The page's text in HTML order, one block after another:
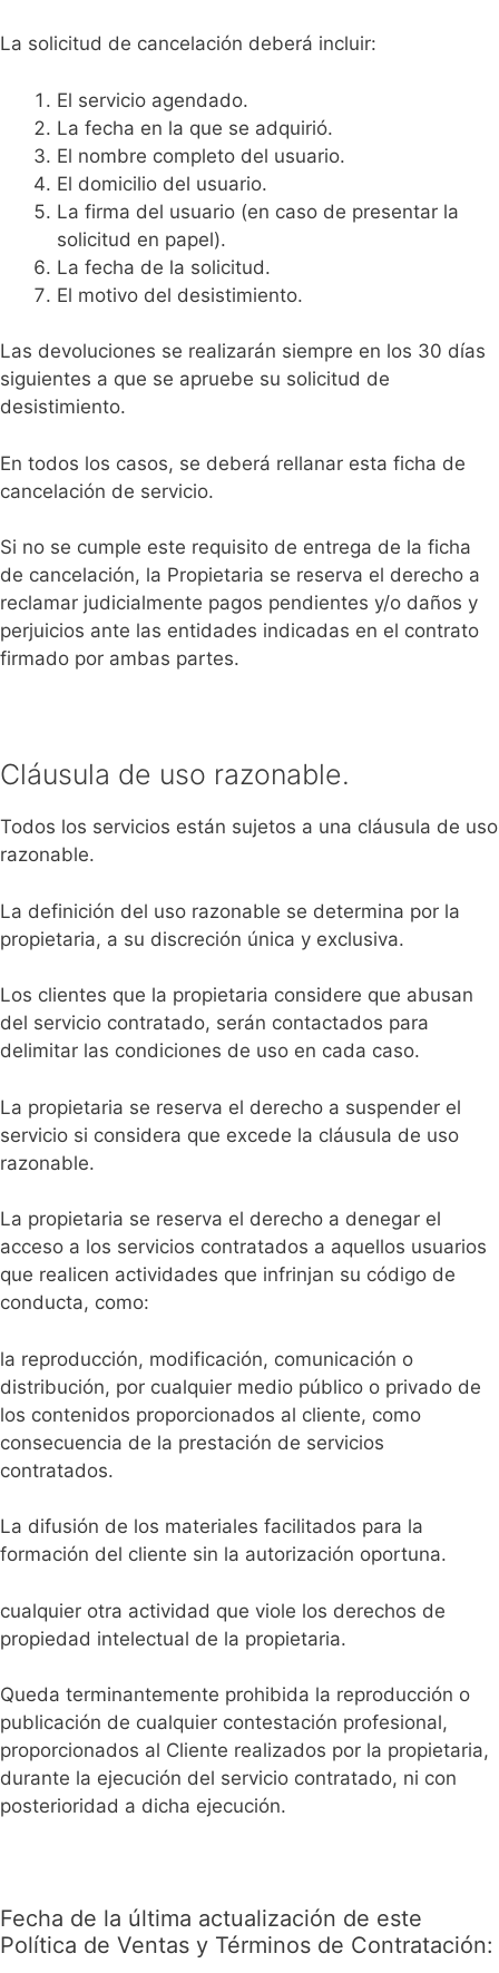
La solicitud de cancelación deberá incluir:
El servicio agendado.
La fecha en la que se adquirió.
El nombre completo del usuario.
El domicilio del usuario.
La firma del usuario (en caso de presentar la
solicitud en papel).
La fecha de la solicitud.
El motivo del desistimiento.
Las devoluciones se realizarán siempre en los 30 días
siguientes a que se apruebe su solicitud de
desistimiento.
En todos los casos, se deberá rellanar esta ficha de
cancelación de servicio.
Si no se cumple este requisito de entrega de la ficha
de cancelación, la Propietaria se reserva el derecho a
reclamar judicialmente pagos pendientes y/o daños y
perjuicios ante las entidades indicadas en el contrato
firmado por ambas partes.
Cláusula de uso razonable.
Todos los servicios están sujetos a una cláusula de uso
razonable.
La definición del uso razonable se determina por la
propietaria, a su discreción única y exclusiva.
Los clientes que la propietaria considere que abusan
del servicio contratado, serán contactados para
delimitar las condiciones de uso en cada caso.
La propietaria se reserva el derecho a suspender el
servicio si considera que excede la cláusula de uso
razonable.
La propietaria se reserva el derecho a denegar el
acceso a los servicios contratados a aquellos usuarios
que realicen actividades que infrinjan su código de
conducta, como:
la reproducción, modificación, comunicación o
distribución, por cualquier medio público o privado de
los contenidos proporcionados al cliente, como
consecuencia de la prestación de servicios
contratados.
La difusión de los materiales facilitados para la
formación del cliente sin la autorización oportuna.
cualquier otra actividad que viole los derechos de
propiedad intelectual de la propietaria.
Queda terminantemente prohibida la reproducción o
publicación de cualquier contestación profesional,
proporcionados al Cliente realizados por la propietaria,
durante la ejecución del servicio contratado, ni con
posterioridad a dicha ejecución.
Fecha de la última actualización de este
Política de Ventas y Términos de Contratación: